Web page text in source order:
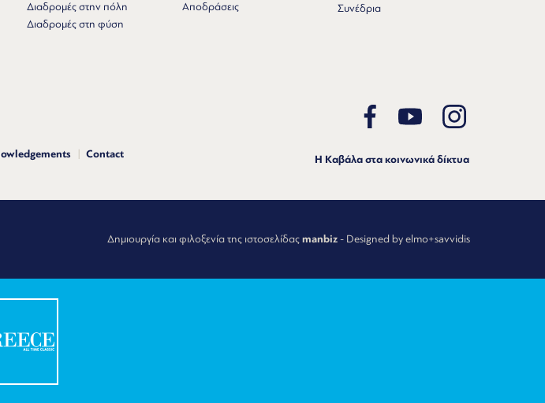
Διαδρομές στην πόλη
Διαδρομές στη φύση
Αποδράσεις
Συνέδρια
Contact Η Καβάλα στα κοινωνικά δίκτυα
Δημιουργία και φιλοξενία της ιστοσελίδας manbiz- Designed by elmo+savvidis